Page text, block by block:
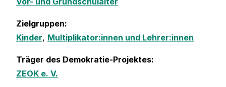
Zielgruppen:
Kinder, Multiplikator:innen und Lehrer:innen
Träger des Demokratie-Projektes:
ZEOK e. V.